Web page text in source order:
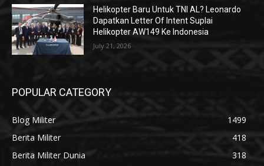
Helikopter Baru Untuk TNI AL? Leonardo
Dapatkan Letter Of Intent Suplai
Helikopter AW149 Ke Indonesia
July 21, 2026
POPULAR CATEGORY
Blog Militer
1499
Berita Militer
418
Berita Militer Dunia
318